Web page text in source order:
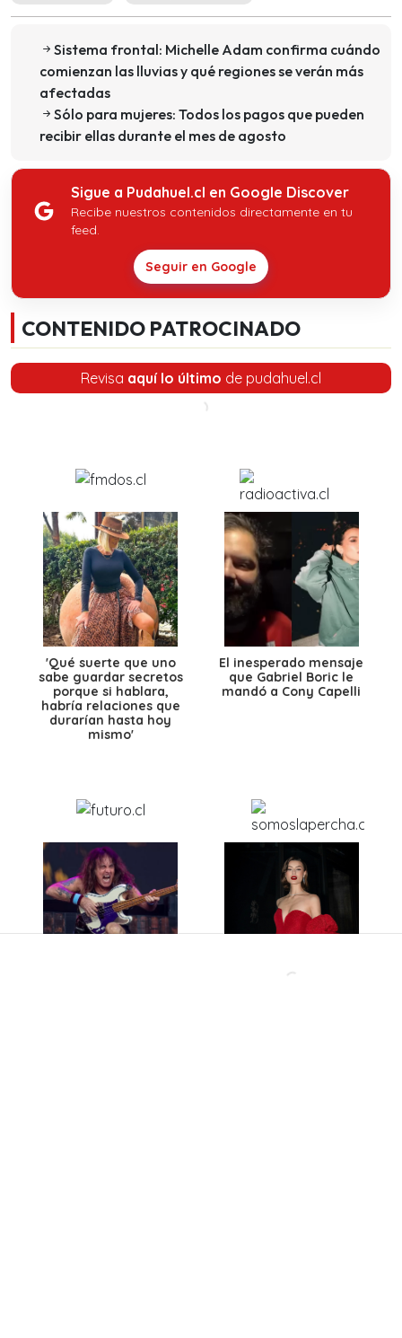
Sistema frontal: Michelle Adam confirma cuándo
comienzan las lluvias y qué regiones se verán más
afectadas
Sólo para mujeres: Todos los pagos que pueden
recibir ellas durante el mes de agosto
Sigue a Pudahuel.cl en Google Discover
Recibe nuestros contenidos directamente en tu
feed.
Seguir en Google
CONTENIDO PATROCINADO
Revisa aquí lo último de pudahuel.cl
'Qué suerte que uno
sabe guardar secretos
porque si hablara,
habría relaciones que
durarían hasta hoy
mismo'
El inesperado mensaje
que Gabriel Boric le
mandó a Cony Capelli